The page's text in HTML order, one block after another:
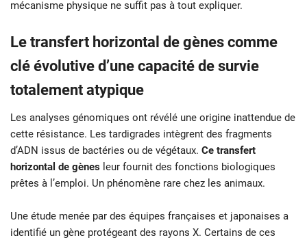
mécanisme physique ne suffit pas à tout expliquer.
Le transfert horizontal de gènes comme
clé évolutive d’une capacité de survie
totalement atypique
Les analyses génomiques ont révélé une origine inattendue de
cette résistance. Les tardigrades intègrent des fragments
d’ADN issus de bactéries ou de végétaux. Ce transfert
horizontal de gènes leur fournit des fonctions biologiques
prêtes à l’emploi. Un phénomène rare chez les animaux.
Une étude menée par des équipes françaises et japonaises a
identifié un gène protégeant des rayons X. Certains de ces